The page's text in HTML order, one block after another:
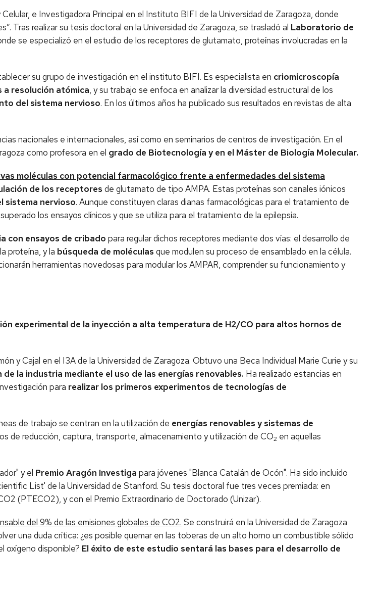
e Investigadora Principal en el Instituto BIFI de la Universidad de Zaragoza, donde
Tras realizar su tesis doctoral en la Universidad de Zaragoza, se trasladó al Laboratorio de
se especializó en el estudio de los receptores de glutamato, proteínas involucradas en la
su grupo de investigación en el instituto BIFI. Es especialista en criomicroscopía
resolución atómica, y su trabajo se enfoca en analizar la diversidad estructural de los
del sistema nervioso. En los últimos años ha publicado sus resultados en revistas de alta
nacionales e internacionales, así como en seminarios de centros de investigación. En el
como profesora en el grado de Biotecnología y en el Máster de Biología Molecular.
moléculas con potencial farmacológico frente a enfermedades del sistema
de los receptores de glutamato de tipo AMPA. Estas proteínas son canales iónicos
sistema nervioso. Aunque constituyen claras dianas farmacológicas para el tratamiento de
los ensayos clínicos y que se utiliza para el tratamiento de la epilepsia.
con ensayos de cribado para regular dichos receptores mediante dos vías: el desarrollo de
proteína, y la búsqueda de moléculas que modulen su proceso de ensamblado en la célula.
herramientas novedosas para modular los AMPAR, comprender su funcionamiento y
experimental de la inyección a alta temperatura de H2/CO para altos hornos de
y Cajal en el I3A de la Universidad de Zaragoza. Obtuvo una Beca Individual Marie Curie y su
la industria mediante el uso de las energías renovables. Ha realizado estancias en
para realizar los primeros experimentos de tecnologías de
de trabajo se centran en la utilización de energías renovables y sistemas de
de reducción, captura, transporte, almacenamiento y utilización de CO2 en aquellas
y el Premio Aragón Investiga para jóvenes "Blanca Catalán de Ocón". Ha sido incluido
List' de la Universidad de Stanford. Su tesis doctoral fue tres veces premiada: en
(PTECO2), y con el Premio Extraordinario de Doctorado (Unizar).
del 9% de las emisiones globales de CO2. Se construirá en la Universidad de Zaragoza
una duda crítica: ¿es posible quemar en las toberas de un alto horno un combustible sólido
oxígeno disponible? El éxito de este estudio sentará las bases para el desarrollo de